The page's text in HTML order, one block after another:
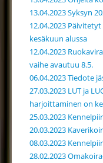
13.04.2023 Syksyn
12.04.2023
kesäkuun alussa
12.04.2023
vaihe avautuu 8.5.
06.04.2023 Tiedote
27.03.2023 LUT ja
harjoittaminen on
25.03.2023
20.03.2023
08.03.2023
28.02.2023